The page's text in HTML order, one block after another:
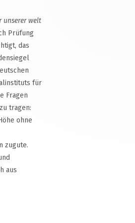
unserer welt
Prüfung
das
für
Fragen
tragen:
ohne
zugute.
aus